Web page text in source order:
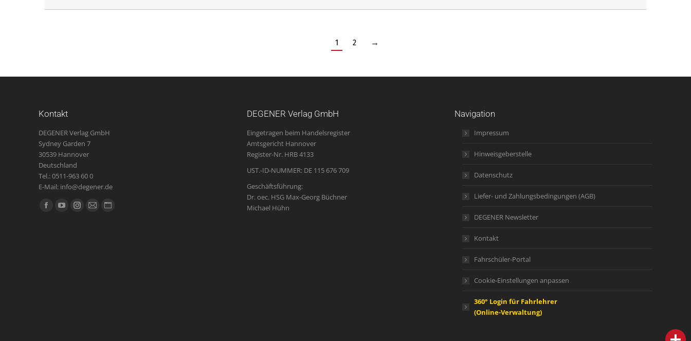
1 2 →
Kontakt
DEGENER Verlag GmbH
Sydney Garden 7
30539 Hannover
Deutschland
Tel.: 0511-963 60 0
E-Mail: info@degener.de
Finden Sie uns auf:
FacebookYouTubeInstagram
E-
Website
DEGENER Verlag GmbH
Eingetragen beim Handelsregister
Amtsgericht Hannover
Register-Nr. HRB 4133
UST.-ID-NUMMER: DE 115 676 709
Geschäftsführung:
Dr. oec. HSG Max-Georg Büchner
Michael Hühn
Navigation
Impressum
Hinweisgeberstelle
Datenschutz
Liefer- und Zahlungsbedingungen (AGB)
DEGENER Newsletter
Kontakt
Fahrschüler-Portal
Cookie-Einstellungen anpassen
360° Login für Fahrlehrer
(Online-Verwaltung)